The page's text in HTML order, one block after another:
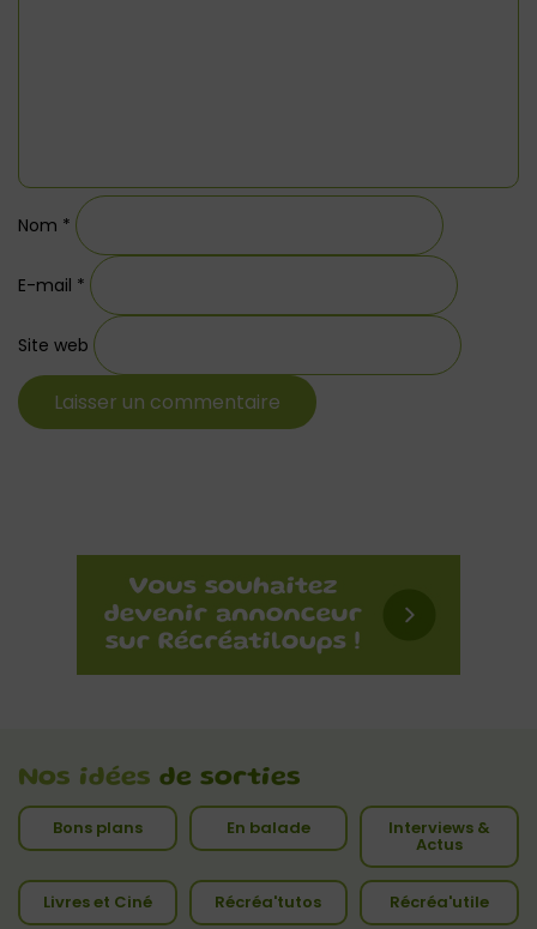
Nom *
E-mail *
Site web
Nos idées de sorties
Bons plans En balade Interviews &
Actus
Livres et Ciné Récréa'tutos Récréa'utile